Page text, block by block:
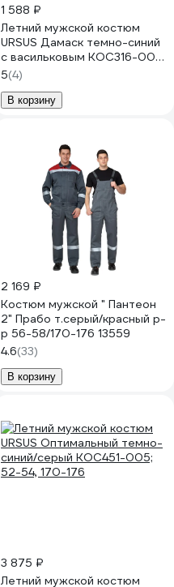
1 588 ₽
Летний мужской костюм
URSUS Дамаск темно-синий
с васильковым КОС316-002;
52-54, 182-188
5(4)
В корзину
2 169 ₽
Костюм мужской " Пантеон
2" Прабо т.серый/красный р-
р 56-58/170-176 13559
4.6(33)
В корзину
3 875 ₽
Летний мужской костюм